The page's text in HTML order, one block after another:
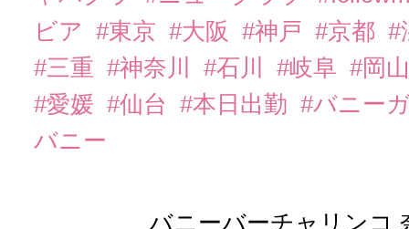
ビア
#東京 #大阪 #神戸 #京都 #
#三重 #神奈川 #石川 #岐阜 #岡
#愛媛 #仙台 #本日出勤 #バニー
バニー
バニーバーチャリンコ